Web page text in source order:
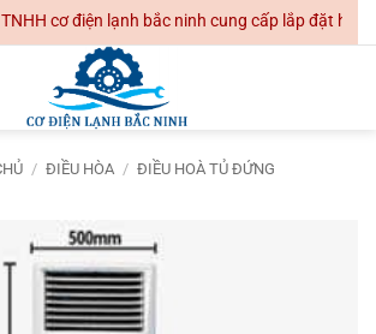
cơ điện lạnh bắc ninh cung cấp lắp đặt hệ
/ ĐIỀU HÒA / ĐIỀU HOÀ TỦ ĐỨNG